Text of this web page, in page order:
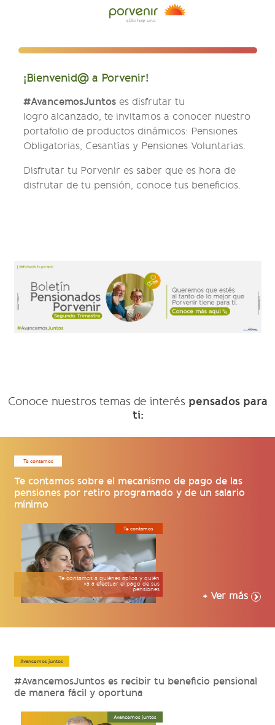
¡Bienvenid@ a Porvenir!
#AvancemosJuntos es disfrutar tu
logro alcanzado, te invitamos a conocer nuestro
portafolio de productos dinámicos: Pensiones
Obligatorias, Cesantías y Pensiones Voluntarias.
Disfrutar tu Porvenir es saber que es hora de
disfrutar de tu pensión, conoce tus beneficios.
Conoce nuestros temas de interés pensados para
ti:
Te contamos
Te contamos a quiénes aplica y quién
va a efectuar el pago de sus
pensiones
Te contamos
Te contamos sobre el mecanismo de pago de las
pensiones por retiro programado y de un salario
mínimo
+ Ver más
Avancemos juntos
Avancemos juntos
#AvancemosJuntos es recibir tu beneficio pensional
de manera fácil y oportuna